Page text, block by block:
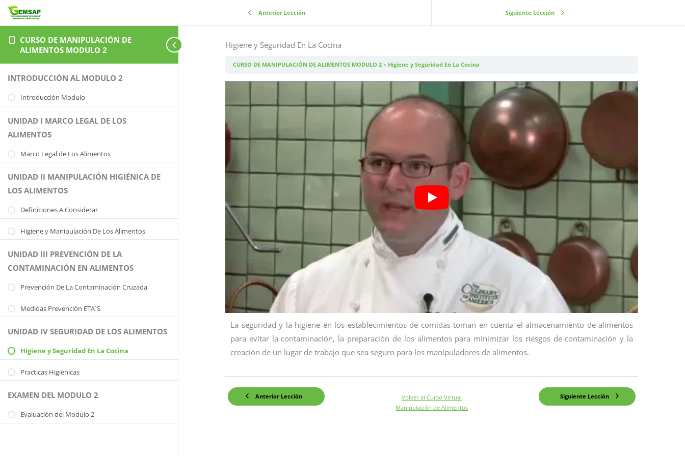
CURSO DE MANIPULACIÓN DE
ALIMENTOS MODULO 2
INTRODUCCIÓN AL MODULO 2
Introducción Modulo
UNIDAD I MARCO LEGAL DE LOS
ALIMENTOS
Marco Legal de Los Alimentos
UNIDAD II MANIPULACIÓN HIGIÉNICA DE
LOS ALIMENTOS
Definiciones A Considerar
Higiene y Manipulación De Los Alimentos
UNIDAD III PREVENCIÓN DE LA
CONTAMINACIÓN EN ALIMENTOS
Prevención De La Contaminación Cruzada
Medidas Prevención ETA´S
UNIDAD IV SEGURIDAD DE LOS ALIMENTOS
Higiene y Seguridad En La Cocina
Practicas Higienicas
EXAMEN DEL MODULO 2
Evaluación del Modulo 2
Anterior Lección Siguiente Lección
Higiene y Seguridad En La Cocina
CURSO DE MANIPULACIÓN DE ALIMENTOS MODULO 2 Higiene y Seguridad En La Cocina
La seguridad y la higiene en los establecimientos de comidas toman en cuenta el almacenamiento de alimentos
para evitar la contaminación, la preparación de los alimentos para minimizar los riesgos de contaminación y la
creación de un lugar de trabajo que sea seguro para los manipuladores de alimentos.
Anterior Lección
Volver al Curso Virtual
Manipulación de Alimentos
Siguiente Lección